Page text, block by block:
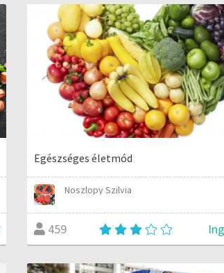
Egészséges életmód
Noszlopy Szilvia
459